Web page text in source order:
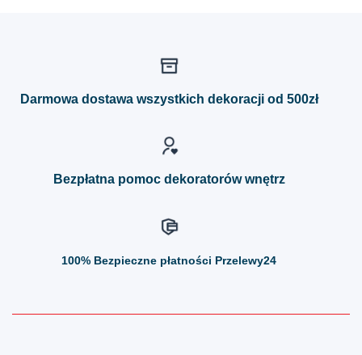
można
Darmowa dostawa wszystkich dekoracji od 500zł
Bezpłatna pomoc dekoratorów wnętrz
100% Bezpieczne płatności Przelewy24